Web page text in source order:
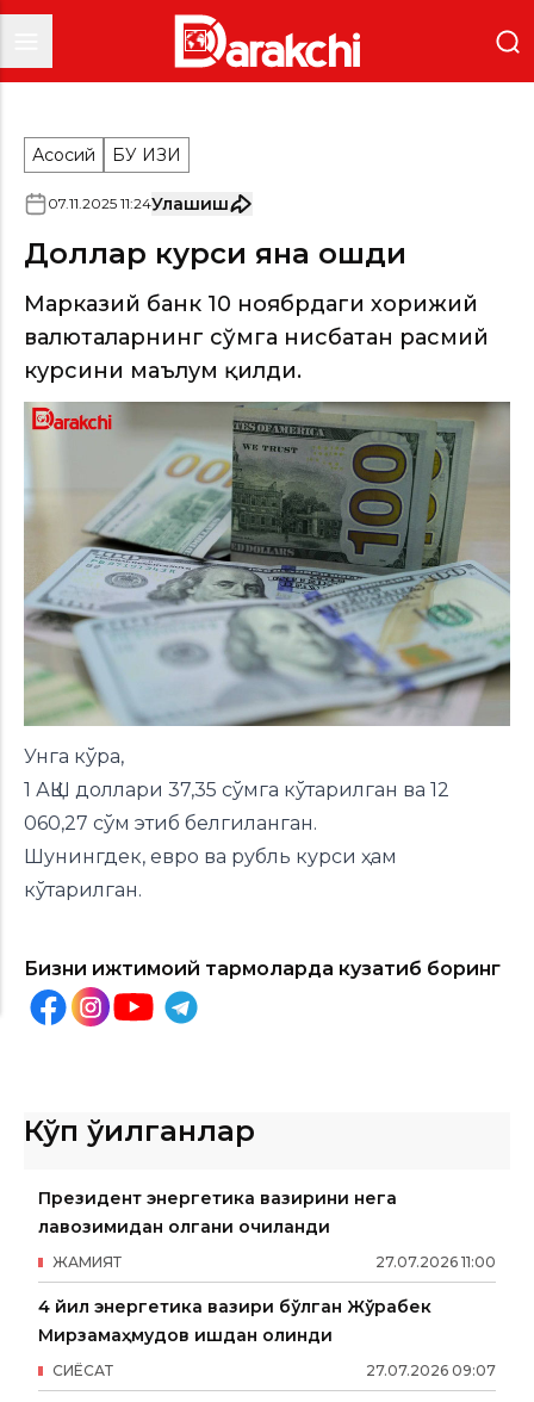
Асосий БУ ҚИЗИҚ
07.11.2025 11:24Улашиш
Доллар курси яна ошди
Марказий банк 10 ноябрдаги хорижий
валюталарнинг сўмга нисбатан расмий
курсини маълум қилди.
Унга кўра,
1 АҚШ доллари 37,35 сўмга кўтарилган ва 12
060,27 сўм этиб белгиланган.
Шунингдек, евро ва рубль курси ҳам
кўтарилган.
Бизни ижтимоий тармоқларда кузатиб боринг
Кўп ўқилганлар
Президент энергетика вазирини нега
лавозимидан олгани очиқланди
27.07.2026 11:00
ЖАМИЯТ
4 йил энергетика вазири бўлган Жўрабек
Мирзамаҳмудов ишдан олинди
27.07.2026 09:07
СИËСАТ